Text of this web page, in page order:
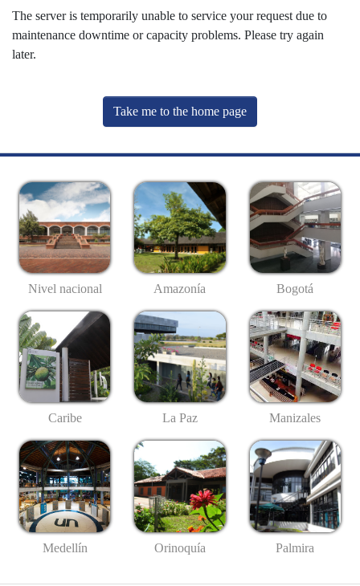
The server is temporarily unable to service your request due to
maintenance downtime or capacity problems. Please try again
later.
Take me to the home page
Nivel nacional Amazonía Bogotá
Caribe La Paz Manizales
Medellín Orinoquía Palmira